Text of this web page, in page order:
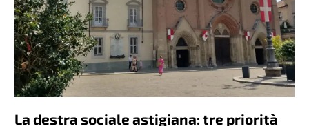
La destra sociale astigiana: tre priorità